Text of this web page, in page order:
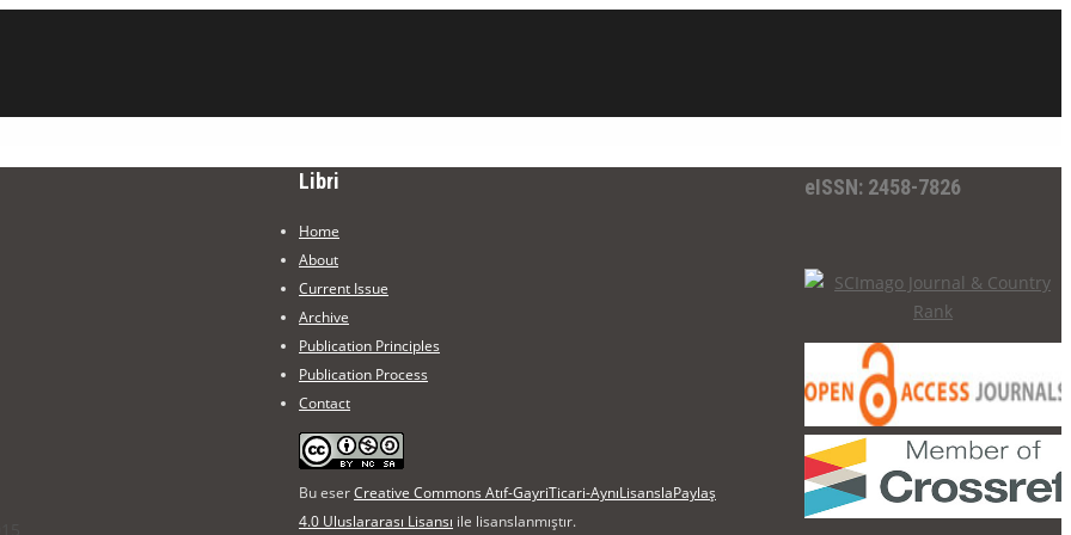
eISSN: 2458-7826
Libri
Home
About
Current Issue
Archive
Publication Principles
Publication Process
Contact
Bu eserCreative Commons Atıf-GayriTicari-AynıLisanslaPaylaş
4.0 Uluslararası Lisansı ile lisanslanmıştır.